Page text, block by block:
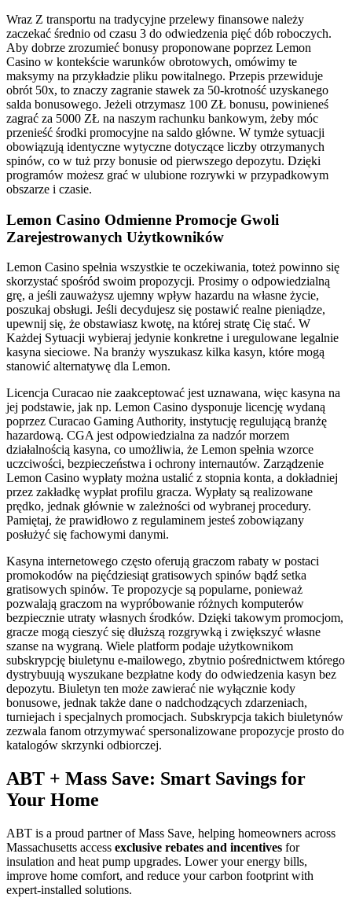
Wraz Z transportu na tradycyjne przelewy finansowe należy
zaczekać średnio od czasu 3 do odwiedzenia pięć dób roboczych.
Aby dobrze zrozumieć bonusy proponowane poprzez Lemon
Casino w kontekście warunków obrotowych, omówimy te
maksymy na przykładzie pliku powitalnego. Przepis przewiduje
obrót 50x, to znaczy zagranie stawek za 50-krotność uzyskanego
salda bonusowego. Jeżeli otrzymasz 100 ZŁ bonusu, powinieneś
zagrać za 5000 ZŁ na naszym rachunku bankowym, żeby móc
przenieść środki promocyjne na saldo główne. W tymże sytuacji
obowiązują identyczne wytyczne dotyczące liczby otrzymanych
spinów, co w tuż przy bonusie od pierwszego depozytu. Dzięki
programów możesz grać w ulubione rozrywki w przypadkowym
obszarze i czasie.
Lemon Casino Odmienne Promocje Gwoli
Zarejestrowanych Użytkowników
Lemon Casino spełnia wszystkie te oczekiwania, toteż powinno się
skorzystać spośród swoim propozycji. Prosimy o odpowiedzialną
grę, a jeśli zauważysz ujemny wpływ hazardu na własne życie,
poszukaj obsługi. Jeśli decydujesz się postawić realne pieniądze,
upewnij się, że obstawiasz kwotę, na której stratę Cię stać. W
Każdej Sytuacji wybieraj jedynie konkretne i uregulowane legalnie
kasyna sieciowe. Na branży wyszukasz kilka kasyn, które mogą
stanowić alternatywę dla Lemon.
Licencja Curacao nie zaakceptować jest uznawana, więc kasyna na
jej podstawie, jak np. Lemon Casino dysponuje licencję wydaną
poprzez Curacao Gaming Authority, instytucję regulującą branżę
hazardową. CGA jest odpowiedzialna za nadzór morzem
działalnością kasyna, co umożliwia, że Lemon spełnia wzorce
uczciwości, bezpieczeństwa i ochrony internautów. Zarządzenie
Lemon Casino wypłaty można ustalić z stopnia konta, a dokładniej
przez zakładkę wypłat profilu gracza. Wypłaty są realizowane
prędko, jednak głównie w zależności od wybranej procedury.
Pamiętaj, że prawidłowo z regulaminem jesteś zobowiązany
posłużyć się fachowymi danymi.
Kasyna internetowego często oferują graczom rabaty w postaci
promokodów na pięćdziesiąt gratisowych spinów bądź setka
gratisowych spinów. Te propozycje są popularne, ponieważ
pozwalają graczom na wypróbowanie różnych komputerów
bezpiecznie utraty własnych środków. Dzięki takowym promocjom,
gracze mogą cieszyć się dłuższą rozgrywką i zwiększyć własne
szanse na wygraną. Wiele platform podaje użytkownikom
subskrypcję biuletynu e-mailowego, zbytnio pośrednictwem którego
dystrybuują wyszukane bezpłatne kody do odwiedzenia kasyn bez
depozytu. Biuletyn ten może zawierać nie wyłącznie kody
bonusowe, jednak także dane o nadchodzących zdarzeniach,
turniejach i specjalnych promocjach. Subskrypcja takich biuletynów
zezwala fanom otrzymywać spersonalizowane propozycje prosto do
katalogów skrzynki odbiorczej.
ABT + Mass Save: Smart Savings for
Your Home
ABT is a proud partner of Mass Save, helping homeowners across
Massachusetts access exclusive rebates and incentives for
insulation and heat pump upgrades. Lower your energy bills,
improve home comfort, and reduce your carbon footprint with
expert-installed solutions.